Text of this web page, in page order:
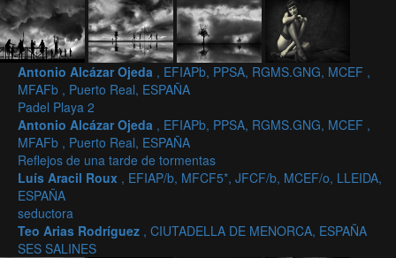
Antonio Alcázar Ojeda , EFIAPb, PPSA, RGMS.GNG, MCEF ,
MFAFb , Puerto Real, ESPAÑA
Padel Playa 2
Antonio Alcázar Ojeda , EFIAPb, PPSA, RGMS.GNG, MCEF ,
MFAFb , Puerto Real, ESPAÑA
Reflejos de una tarde de tormentas
Luís Aracil Roux , EFIAP/b, MFCF5*, JFCF/b, MCEF/o, LLEIDA,
ESPAÑA
seductora
Teo Arias Rodríguez , CIUTADELLA DE MENORCA, ESPAÑA
SES SALINES